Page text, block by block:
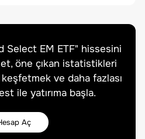
Select EM ETF" hissesini
öne çıkan istatistikleri
ve daha fazlası
ile yatırıma başla.
Aç